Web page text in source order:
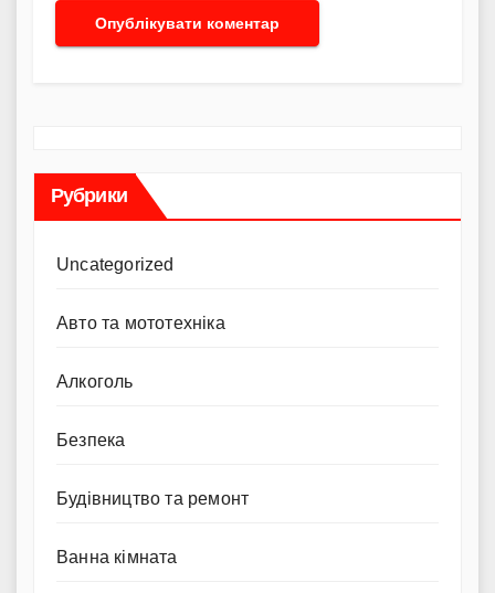
Рубрики
Uncategorized
Авто та мототехніка
Алкоголь
Безпека
Будівництво та ремонт
Ванна кімната